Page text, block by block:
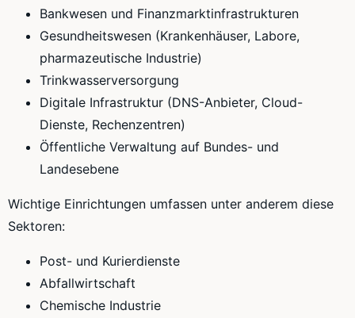
Bankwesen und Finanzmarktinfrastrukturen
Gesundheitswesen (Krankenhäuser, Labore,
pharmazeutische Industrie)
Trinkwasserversorgung
Digitale Infrastruktur (DNS-Anbieter, Cloud-
Dienste, Rechenzentren)
Öffentliche Verwaltung auf Bundes- und
Landesebene
Wichtige Einrichtungen umfassen unter anderem diese
Sektoren:
Post- und Kurierdienste
Abfallwirtschaft
Chemische Industrie